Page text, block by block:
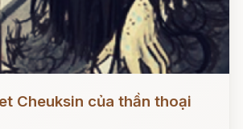
Cheuksin của thần thoại